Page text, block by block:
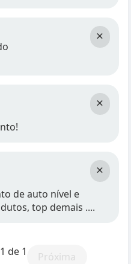
×
×
×
de auto nível e
top demais ....
de 1 Próxima